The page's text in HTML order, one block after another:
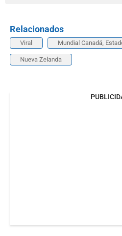
Relacionados
Viral Mundial Canadá,
Nueva Zelanda